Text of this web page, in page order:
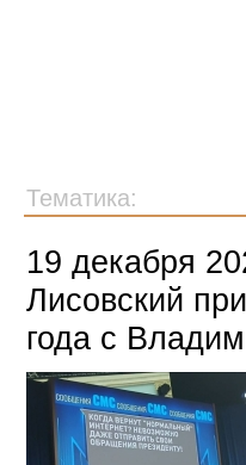
Тематика:
19 декабря
Лисовский
года с